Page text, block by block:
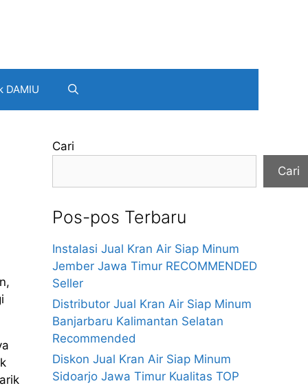
DAMIU
Cari
Cari
Pos-pos Terbaru
Instalasi Jual Kran Air Siap Minum
Jember Jawa Timur RECOMMENDED
Seller
Distributor Jual Kran Air Siap Minum
Banjarbaru Kalimantan Selatan
Recommended
Diskon Jual Kran Air Siap Minum
Sidoarjo Jawa Timur Kualitas TOP